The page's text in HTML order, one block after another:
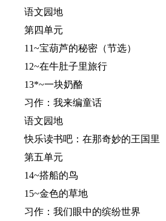
语文园地
第四单元
11~宝葫芦的秘密（节选）
12~在牛肚子里旅行
13*~一块奶酪
习作：我来编童话
语文园地
快乐读书吧：在那奇妙的王国里
第五单元
14~搭船的鸟
15~金色的草地
习作：我们眼中的缤纷世界